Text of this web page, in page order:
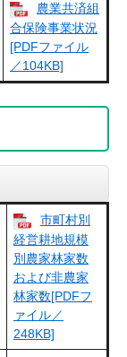
農業共済組
合保険事業状況
[PDFファイル
／104KB]
市町村別
経営耕地規模
別農家林家数
および非農家
林家数[PDFフ
ァイル／
248KB]